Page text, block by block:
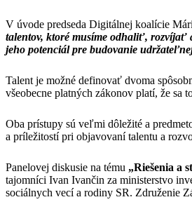
V úvode predseda Digitálnej koalície
talentov, ktoré musíme odhaliť, rozvíjať
jeho potenciál pre budovanie
Talent je možné definovať dvoma
všeobecne platných zákonov platí, že sa
Oba prístupy sú veľmi dôležité a
a príležitostí pri objavovaní talentu a
Panelovej diskusie na tému „Riešenia a
tajomníci Ivan Ivančin za ministerstvo
sociálnych vecí a rodiny SR. Združenie